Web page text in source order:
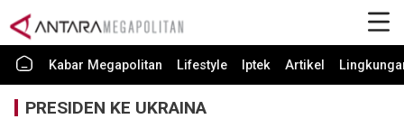
Kabar Megapolitan Lifestyle Iptek Artikel
PRESIDEN KE UKRAINA